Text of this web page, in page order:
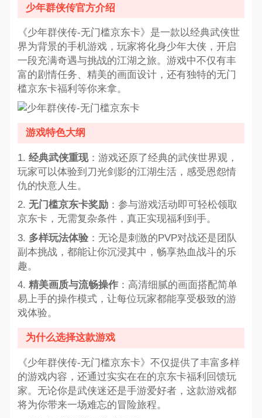
少年群侠传官方介绍
《少年群侠传-无门槛京东卡》是一款以经典武侠世
界为背景的手机游戏，玩家将化身少年大侠，开启
一段充满奇遇与挑战的江湖之旅。游戏中不仅有丰
富的剧情任务、精美的画面设计，还有独特的无门
槛京东卡福利等你来拿。
游戏特色大纲
1. 经典武侠重现：游戏还原了经典的武侠世界观，
玩家可以体验到刀光剑影的江湖生活，感受恩怨情
仇的快意人生。
2. 无门槛京东卡奖励：参与游戏活动即可轻松领取
京东卡，无需复杂条件，真正实现福利到手。
3. 多样玩法体验：无论是刺激的PVP对战还是团队
副本挑战，都能让你沉浸其中，畅享热血战斗的乐
趣。
4. 精美画质与流畅操作：高清细腻的画面搭配简单
易上手的操作模式，让每位玩家都能享受极致的游
戏体验。
为什么选择这款游戏
《少年群侠传-无门槛京东卡》不仅提供了丰富多样
的游戏内容，还通过实实在在的京东卡福利回馈玩
家。无论你是武侠迷还是手游爱好者，这款游戏都
将为你带来一场难忘的冒险旅程。